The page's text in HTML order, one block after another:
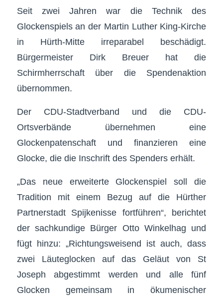
Seit zwei Jahren war die Technik des
Glockenspiels an der Martin Luther King-Kirche
in Hürth-Mitte irreparabel beschädigt.
Bürgermeister Dirk Breuer hat die
Schirmherrschaft über die Spendenaktion
übernommen.
Der CDU-Stadtverband und die CDU-
Ortsverbände übernehmen eine
Glockenpatenschaft und finanzieren eine
Glocke, die die Inschrift des Spenders erhält.
„Das neue erweiterte Glockenspiel soll die
Tradition mit einem Bezug auf die Hürther
Partnerstadt Spijkenisse fortführen“, berichtet
der sachkundige Bürger Otto Winkelhag und
fügt hinzu: „Richtungsweisend ist auch, dass
zwei Läuteglocken auf das Geläut von St
Joseph abgestimmt werden und alle fünf
Glocken gemeinsam in ökumenischer